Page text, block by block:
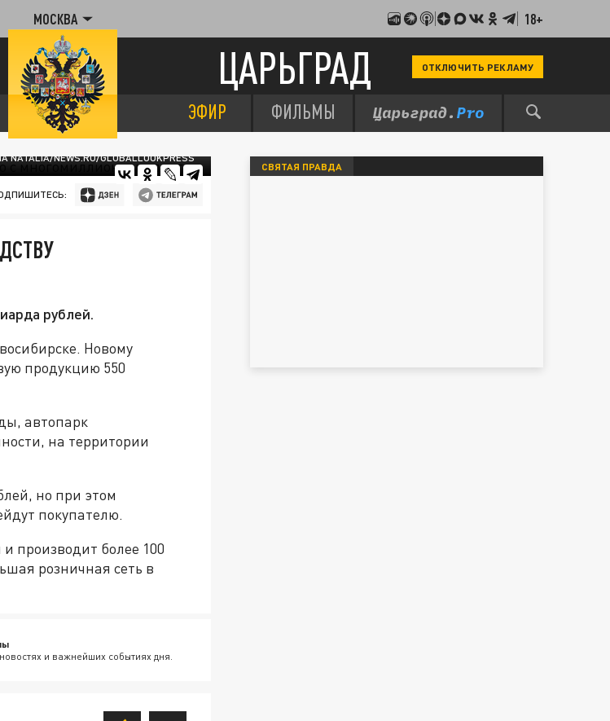
МОСКВА 18+
ЦАРЬГРАД ОТКЛЮЧИТЬ РЕКЛАМУ
ЭФИР ФИЛЬМЫ
NATALIA/NEWS.RU/GLOBALLOOKPRESS
рублей.
Новому
продукцию 550
автопарк
на территории
но при этом
покупателю.
производит более 100
розничная сеть в
и важнейших событиях дня.
СВЯТАЯ ПРАВДА